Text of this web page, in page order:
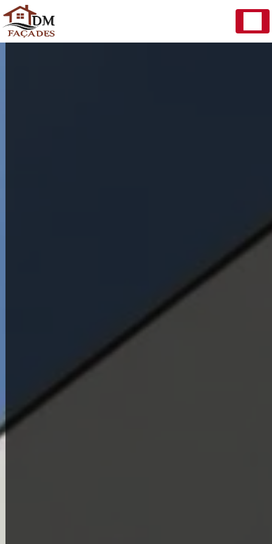
Panneau de gestion des cookies